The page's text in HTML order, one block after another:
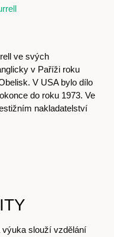
ve svých
v Paříži roku
V USA bylo dílo
do roku 1973. Ve
nakladatelství
výuka slouží vzdělání